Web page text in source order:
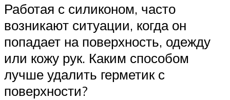
Работая с силиконом, часто
возникают ситуации, когда он
попадает на поверхность, одежду
или кожу рук. Каким способом
лучше удалить герметик с
поверхности?